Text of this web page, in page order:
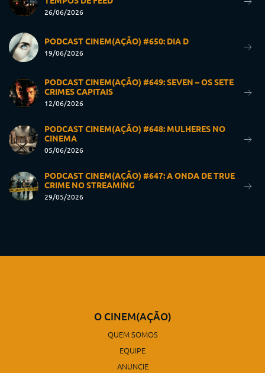
26/06/2026
PODCAST CINEM(AÇÃO) #650: DIA D
19/06/2026
PODCAST CINEM(AÇÃO) #649: SEVEN – OS SETE
CRIMES CAPITAIS
12/06/2026
PODCAST CINEM(AÇÃO) #648: MULHERES NO
CINEMA
05/06/2026
PODCAST CINEM(AÇÃO) #647: A ONDA DE TRUE
CRIME NO STREAMING
29/05/2026
O CINEM(AÇÃO)
QUEM SOMOS
EQUIPE
ANUNCIE